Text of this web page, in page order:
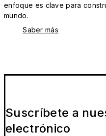
enfoque es clave para
mundo.
Saber más
Suscríbete a
electrónico